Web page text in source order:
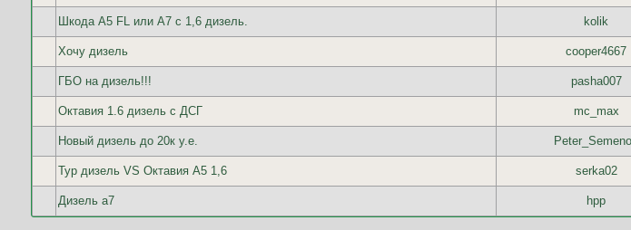
Шкода А5 FL или А7 с 1,6 дизель. kolik
Хочу дизель cooper4667
ГБО на дизель!!! pasha007
Октавия 1.6 дизель с ДСГ mc_max
Новый дизель до 20к у.е.
Тур дизель VS Октавия А5 1,6 serka02
Дизель а7 hpp